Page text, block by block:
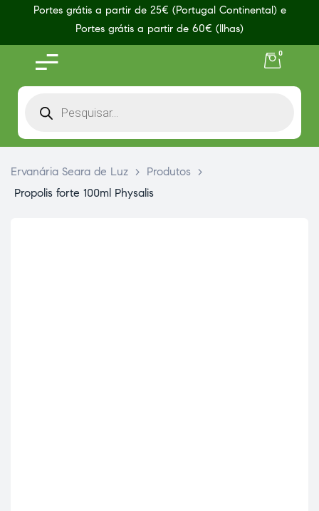
Portes grátis a partir de 25€ (Portugal Continental) e
Portes grátis a partir de 60€ (Ilhas)
0
Ervanária Seara de Luz > Produtos
>
Propolis forte 100ml Physalis